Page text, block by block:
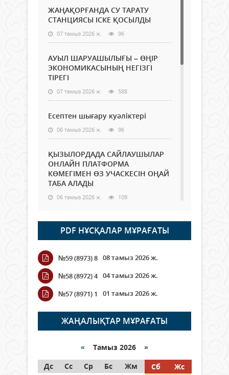
ЖАҢАҚОРҒАНДА СУ ТАРАТУ
СТАНЦИЯСЫ ІСКЕ ҚОСЫЛДЫ
07 тамыз 2026 ж. 96
АУЫЛ ШАРУАШЫЛЫҒЫ – ӨҢІР
ЭКОНОМИКАСЫНЫҢ НЕГІЗГІ
ТІРЕГІ
07 тамыз 2026 ж. 588
Есептен шығару куәліктері
06 тамыз 2026 ж. 96
ҚЫЗЫЛОРДАДА САЙЛАУШЫЛАР
ОНЛАЙН ПЛАТФОРМА
КӨМЕГІМЕН ӨЗ УЧАСКЕСІН ОҢАЙ
ТАБА АЛАДЫ
06 тамыз 2026 ж. 109
Open Air: Қызылорда облысы
полиция департаменті 20
мыңнан астам көрерменнің
қауіпсіздігін қамтамасыз етті
06 тамыз 2026 ж.
Wi-Fi ҚАБЫРҒА АРҚЫЛЫ ҚАЛАЙ
ӨТЕДІ?
06 тамыз 2026 ж. 285
граждане Казахстана,
05 тамыз 2026 ж. 166
PDF НҰСҚАЛАР МҰРАҒАТЫ
№59 (8973) 8 08 тамыз 2026 ж.
№58 (8972) 4 04 тамыз 2026 ж.
№57 (8971) 1
01 тамыз 2026 ж.
ЖАҢАЛЫҚТАР МҰРАҒАТЫ
« Тамыз 2026 »
Дс
Сс Ср Бс Жм Сб
Жс